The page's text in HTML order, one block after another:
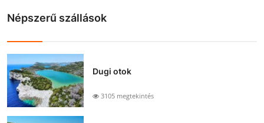
Népszerű szállások
Dugi otok
3105 megtekintés